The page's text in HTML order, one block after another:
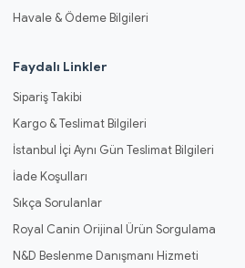
Havale & Ödeme Bilgileri
Faydalı Linkler
Sipariş Takibi
Kargo & Teslimat Bilgileri
İstanbul İçi Aynı Gün Teslimat Bilgileri
İade Koşulları
Sıkça Sorulanlar
Royal Canin Orijinal Ürün Sorgulama
N&D Beslenme Danışmanı Hizmeti